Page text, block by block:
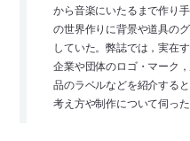
から音楽にいたるまで作り
の世界作りに背景や道具の
していた。弊誌では，実在
企業や団体のロゴ・マーク
品のラベルなどを紹介する
考え方や制作について伺った